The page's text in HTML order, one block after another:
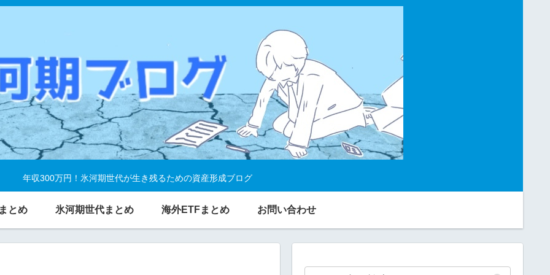
年収300万円！氷河期世代が生き残るための資産形成ブログ
とめ 氷河期世代まとめ 海外ETFまとめ お問い合わせ